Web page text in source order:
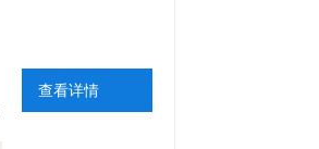
查看详情